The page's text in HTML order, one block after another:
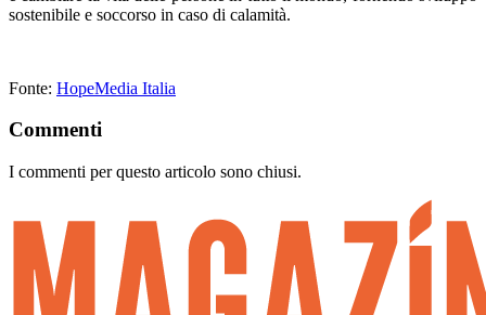
sostenibile e soccorso in caso di calamità.
Fonte: HopeMedia Italia
Commenti
I commenti per questo articolo sono chiusi.